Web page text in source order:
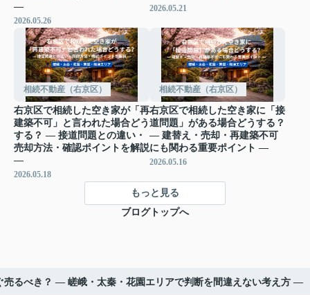
―
2026.05.26
2026.05.21
相続不動産（右京区）
右京区で相続した空き家が「再
建築不可」と言われた場合どう
する？ ― 接道問題との違い・
売却方法・確認ポイントを解説
―
2026.05.18
相続不動産（右京区）
右京区で相続した空き家に「接
道問題」がある場合どうする？
― 建替え・売却・再建築不可
にも関わる重要ポイント ―
2026.05.16
もっと見る
ブログトップへ
売るべき？ ― 嵯峨・太秦・花園エリアで判断を間違えない考え方 ―